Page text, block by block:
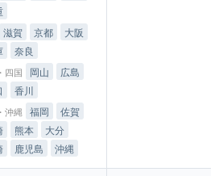
滋賀 京都
大阪
奈良
四国 岡山
広島
香川
沖縄 福岡
佐賀
熊本
大分
鹿児島 沖縄